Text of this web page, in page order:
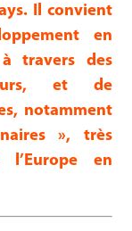
Il convient
en
travers des
et de
notamment
», très
en